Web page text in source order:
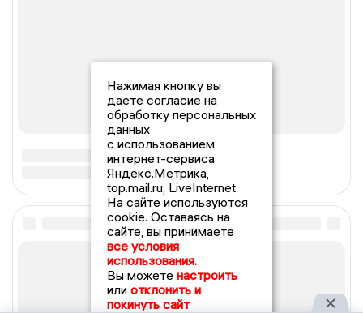
Нажимая кнопку вы
даете согласие на
обработку персональных
данных
с использованием
интернет-сервиса
Яндекс.Метрика,
top.mail.ru, LiveInternet.
На сайте используются
cookie. Оставаясь на
сайте, вы принимаете
все условия
использования.
Вы можете настроить
или отклонить и
покинуть сайт